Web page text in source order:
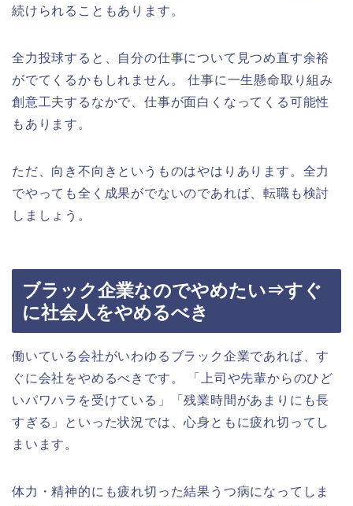
続けられることもあります。
全力投球すると、自分の仕事について見つめ直す余裕
がでてくるかもしれません。 仕事に一生懸命取り組み
創意工夫するなかで、仕事が面白くなってくる可能性
もあります。
ただ、向き不向きというものはやはりあります。全力
でやっても全く成果がでないのであれば、転職も検討
しましょう。
ブラック企業なのでやめたい⇒すぐ
に社会人をやめるべき
働いている会社がいわゆるブラック企業であれば、す
ぐに会社をやめるべきです。 「上司や先輩からのひど
いパワハラを受けている」「残業時間があまりにも長
すぎる」といった状況では、心身ともに疲れ切ってし
まいます。
体力・精神的にも疲れ切った結果うつ病になってしま